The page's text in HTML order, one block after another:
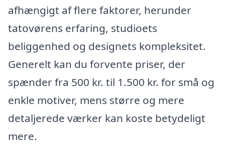
afhængigt af flere faktorer, herunder
tatovørens erfaring, studioets
beliggenhed og designets kompleksitet.
Generelt kan du forvente priser, der
spænder fra 500 kr. til 1.500 kr. for små og
enkle motiver, mens større og mere
detaljerede værker kan koste betydeligt
mere.